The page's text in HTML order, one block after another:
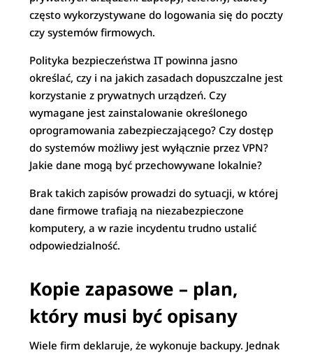
często wykorzystywane do logowania się do poczty
czy systemów firmowych.
Polityka bezpieczeństwa IT powinna jasno
określać, czy i na jakich zasadach dopuszczalne jest
korzystanie z prywatnych urządzeń. Czy
wymagane jest zainstalowanie określonego
oprogramowania zabezpieczającego? Czy dostęp
do systemów możliwy jest wyłącznie przez VPN?
Jakie dane mogą być przechowywane lokalnie?
Brak takich zapisów prowadzi do sytuacji, w której
dane firmowe trafiają na niezabezpieczone
komputery, a w razie incydentu trudno ustalić
odpowiedzialność.
Kopie zapasowe – plan,
który musi być opisany
Wiele firm deklaruje, że wykonuje backupy. Jednak